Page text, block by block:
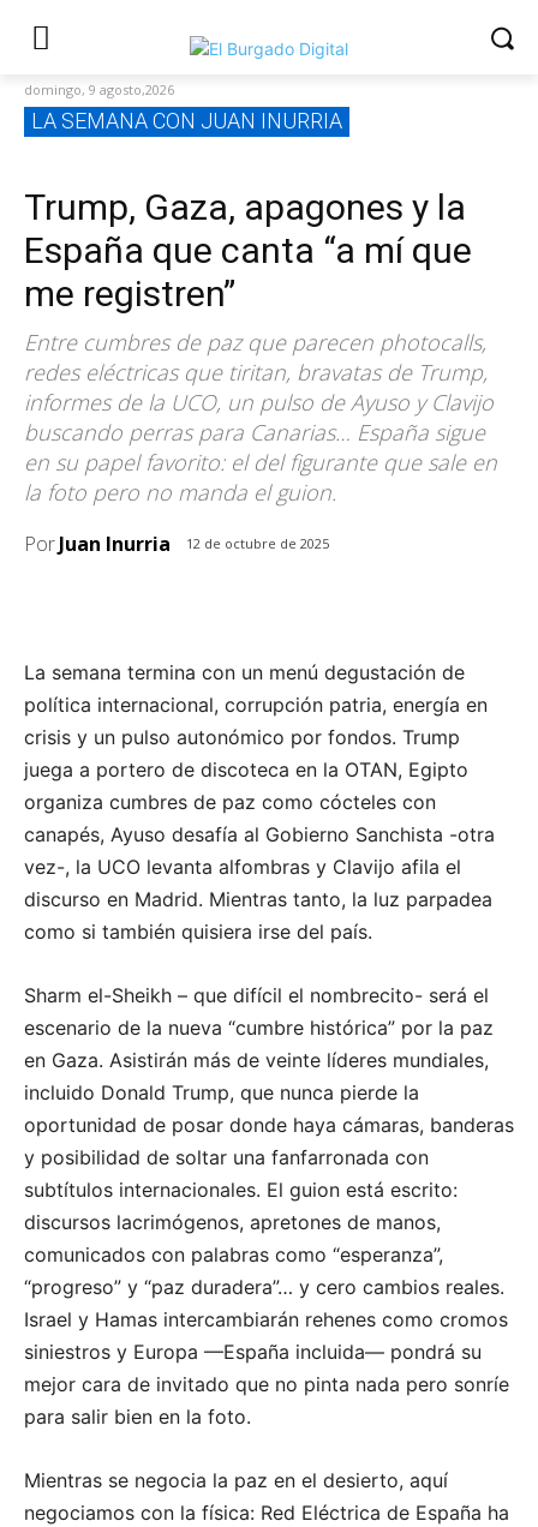
domingo, 9 agosto,2026
LA SEMANA CON JUAN INURRIA
Trump, Gaza, apagones y la
España que canta “a mí que
me registren”
Entre cumbres de paz que parecen photocalls,
redes eléctricas que tiritan, bravatas de Trump,
informes de la UCO, un pulso de Ayuso y Clavijo
buscando perras para Canarias… España sigue
en su papel favorito: el del figurante que sale en
la foto pero no manda el guion.
PorJuan Inurria 12 de octubre de 2025
La semana termina con un menú degustación de
política internacional, corrupción patria, energía en
crisis y un pulso autonómico por fondos. Trump
juega a portero de discoteca en la OTAN, Egipto
organiza cumbres de paz como cócteles con
canapés, Ayuso desafía al Gobierno Sanchista -otra
vez-, la UCO levanta alfombras y Clavijo afila el
discurso en Madrid. Mientras tanto, la luz parpadea
como si también quisiera irse del país.
Sharm el-Sheikh – que difícil el nombrecito- será el
escenario de la nueva “cumbre histórica” por la paz
en Gaza. Asistirán más de veinte líderes mundiales,
incluido Donald Trump, que nunca pierde la
oportunidad de posar donde haya cámaras, banderas
y posibilidad de soltar una fanfarronada con
subtítulos internacionales. El guion está escrito:
discursos lacrimógenos, apretones de manos,
comunicados con palabras como “esperanza”,
“progreso” y “paz duradera”… y cero cambios reales.
Israel y Hamas intercambiarán rehenes como cromos
siniestros y Europa —España incluida— pondrá su
mejor cara de invitado que no pinta nada pero sonríe
para salir bien en la foto.
Mientras se negocia la paz en el desierto, aquí
negociamos con la física: Red Eléctrica de España ha